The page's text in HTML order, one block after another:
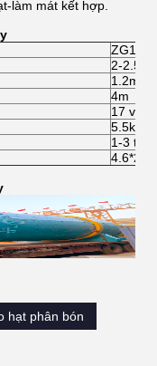
làm mát kết hợp.
2-2.5°
1.2m
4m
17
5.5kw
1-3
hạt phân bón